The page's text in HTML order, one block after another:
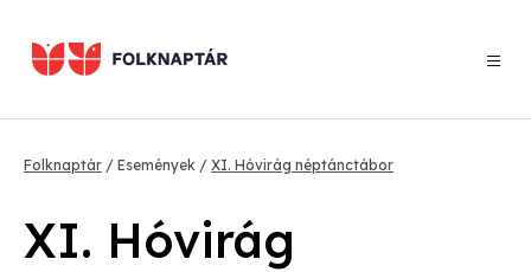
tartalomra
Morzsa
Folknaptár Események XI. Hóvirág néptánctábor
XI. Hóvirág